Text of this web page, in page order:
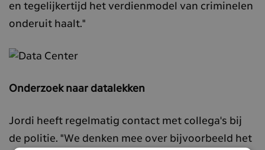
en tegelijkertijd het verdienmodel van criminelen
onderuit haalt."
Onderzoek naar datalekken
Jordi heeft regelmatig contact met collega's bij
de politie. "We denken mee over bijvoorbeeld het